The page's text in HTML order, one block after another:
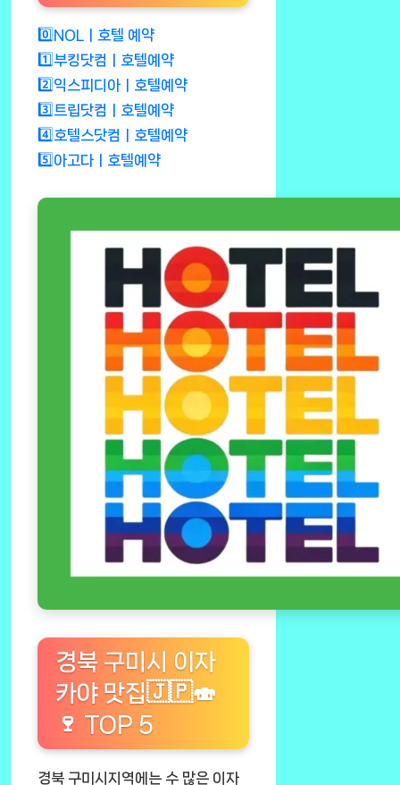
0️⃣NOLㅣ호텔 예약
1️⃣부킹닷컴ㅣ호텔예약
2️⃣익스피디아ㅣ호텔예약
3️⃣트립닷컴ㅣ호텔예약
4️⃣호텔스닷컴ㅣ호텔예약
5️⃣아고다ㅣ호텔예약
경북 구미시 이자
카야 맛집🇯🇵🍣
🍷 TOP 5
경북 구미시지역에는 수 많은 이자